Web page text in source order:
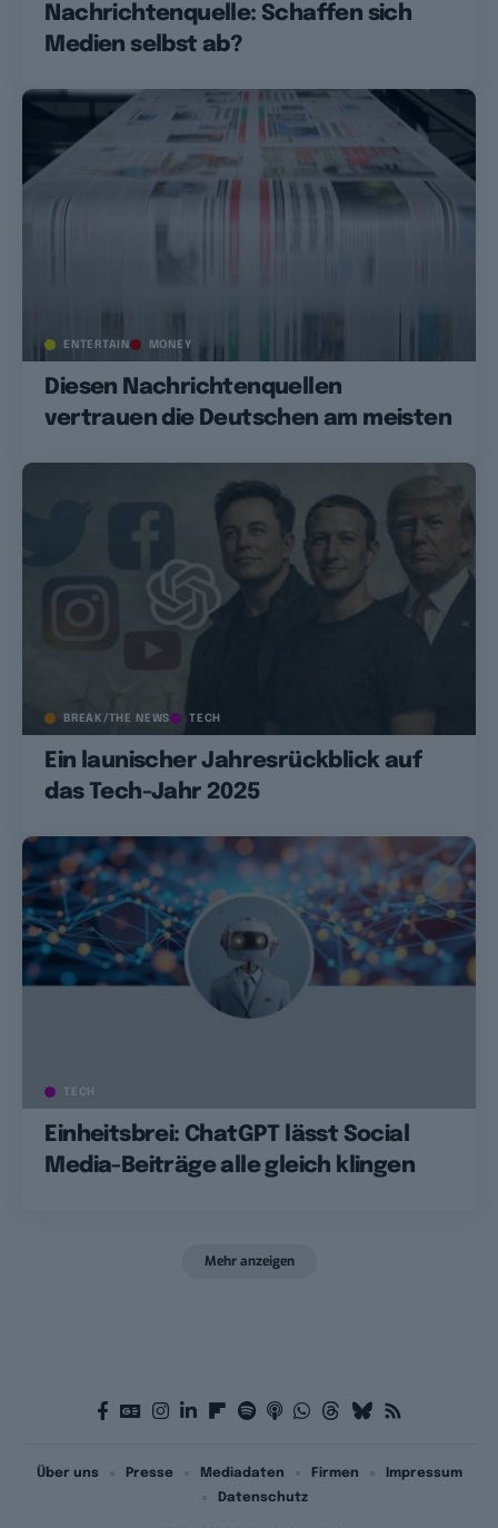
Nachrichtenquelle: Schaffen sich
Medien selbst ab?
ENTERTAIN MONEY
Diesen Nachrichtenquellen
vertrauen die Deutschen am meisten
BREAK/THE NEWS TECH
Ein launischer Jahresrückblick auf
das Tech-Jahr 2025
TECH
Einheitsbrei: ChatGPT lässt Social
Media-Beiträge alle gleich klingen
Mehr anzeigen
Über uns Presse Mediadaten Firmen
Impressum
Datenschutz